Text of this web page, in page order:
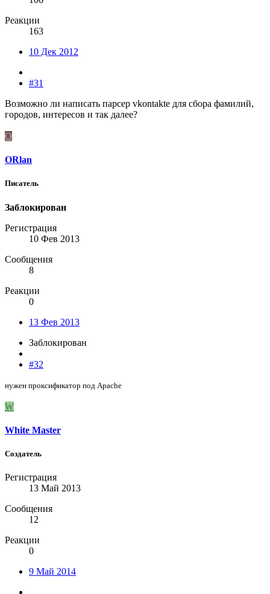
Реакции
163
10 Дек 2012
#31
Возможно ли написать парсер vkontakte для сбора фамилий,
городов, интересов и так далее?
O
ORlan
Писатель
Заблокирован
Регистрация
10 Фев 2013
Сообщения
8
Реакции
0
13 Фев 2013
Заблокирован
#32
нужен проксификатор под Apache
W
White Master
Создатель
Регистрация
13 Май 2013
Сообщения
12
Реакции
0
9 Май 2014